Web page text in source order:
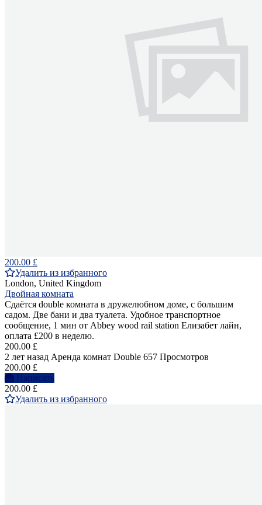
200.00 £
Удалить из избранного
London, United Kingdom
Двойная комната
Сдаётся double комната в дружелюбном доме, с большим
садом. Две бани и два туалета. Удобное транспортное
сообщение, 1 мин от Abbey wood rail station Елизабет лайн,
оплата £200 в неделю.
200.00 £
2 лет назад Аренда комнат Double 657 Просмотров
200.00 £
Написать
200.00 £
Удалить из избранного